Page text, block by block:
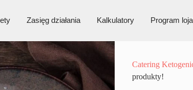
Zasięg działania Kalkulatory Program
Catering
produkty!